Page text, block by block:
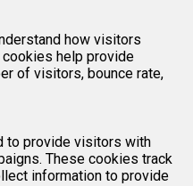
how visitors
help provide
of visitors, bounce rate,
to provide visitors with
These cookies track
information to provide